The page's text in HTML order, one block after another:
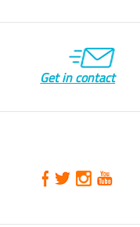
Get in contact